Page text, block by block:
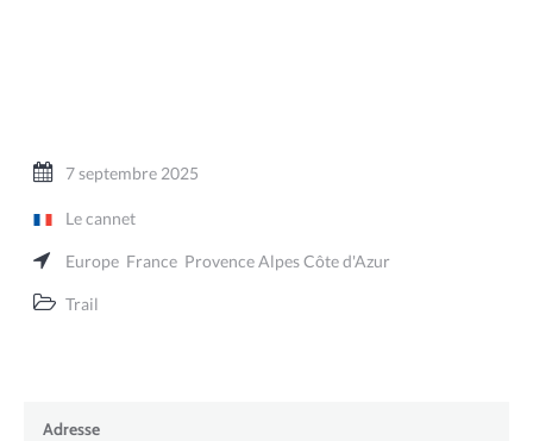
7 septembre 2025
Le cannet
Europe France Provence Alpes Côte d'Azur
Trail
Adresse